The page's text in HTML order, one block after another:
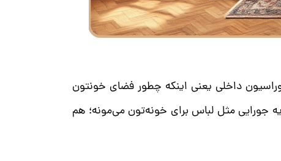
داخلی یعنی اینکه چطور فضای خونتون
جورایی مثل لباس برای خونه‌تون می‌مونه؛ هم